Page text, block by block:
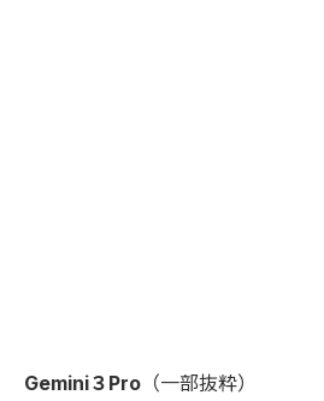
Gemini３Pro （一部抜粋）